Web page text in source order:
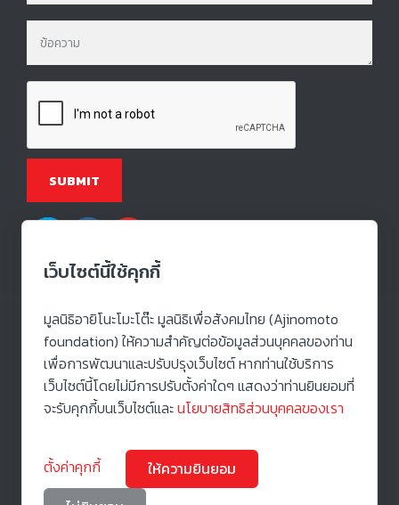
เว็บไซต์นี้ใช้คุกกี้
มูลนิธิอายิโนะโมะโต๊ะ มูลนิธิเพื่อสังคมไทย (Ajinomoto
foundation) ให้ความสำคัญต่อข้อมูลส่วนบุคคลของท่าน
เพื่อการพัฒนาและปรับปรุงเว็บไซต์ หากท่านใช้บริการ
เว็บไซต์นี้โดยไม่มีการปรับตั้งค่าใดๆ แสดงว่าท่านยินยอมที่
จะรับคุกกี้บนเว็บไซต์และนโยบายสิทธิส่วนบุคคลของเรา
ตั้งค่าคุกกี้
ให้ความยินยอม
สมัครเข้าร่วมโครงการ